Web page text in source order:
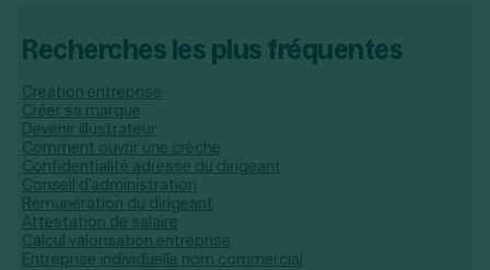
Recherches les plus fréquentes
Creation entreprise
Créer sa marque
Devenir illustrateur
Comment ouvrir une crèche
Confidentialité adresse du dirigeant
Conseil d'administration
Rémunération du dirigeant
Attestation de salaire
Calcul valorisation entreprise
Entreprise individuelle nom commercial